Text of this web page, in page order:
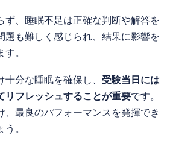
ず、睡眠不足は正確な判断や解答を
題も難しく感じられ、結果に影響を
。
分な睡眠を確保し、 受験当日には
リフレッシュすることが重要です。
、最良のパフォーマンスを発揮でき
。